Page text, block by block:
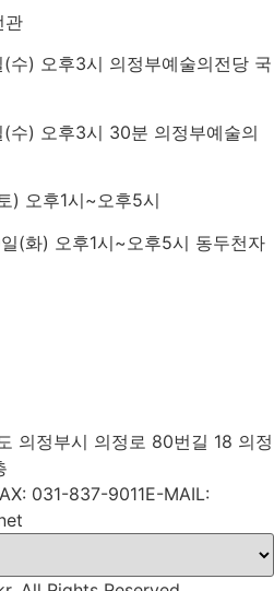
관
) 오후3시 의정부예술의전당 국
수) 오후3시 30분 의정부예술의
) 오후1시~오후5시
(화) 오후1시~오후5시 동두천자
의정부시 의정로 80번길 18 의정
031-837-9011E-MAIL: